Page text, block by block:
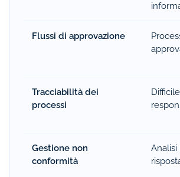
Flussi di approvazione
Tracciabilità dei
processi
Gestione non
conformità